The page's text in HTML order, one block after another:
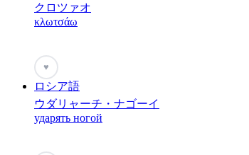
クロツァオ
κλωτσάω
♥
ロシア語
ウダリャーチ・ナゴーイ
ударять ногой